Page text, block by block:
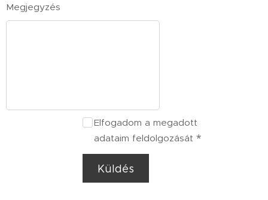
Megjegyzés
Elfogadom a megadott
adataim feldolgozását
Küldés